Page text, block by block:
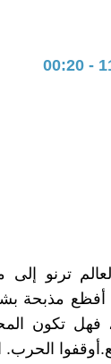
ترنو إلى
غدا الجمعة 26/1
تكون